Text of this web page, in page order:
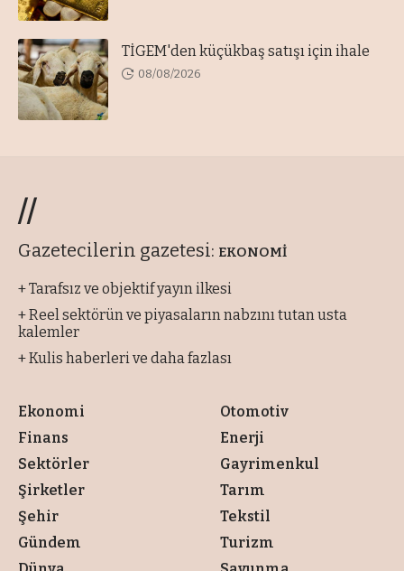
TİGEM'den küçükbaş satışı için ihale
08/08/2026
//
Gazetecilerin gazetesi: EKONOMİ
+ Tarafsız ve objektif yayın ilkesi
+ Reel sektörün ve piyasaların nabzını tutan usta
kalemler
+ Kulis haberleri ve daha fazlası
Ekonomi
Finans
Sektörler
Şirketler
Şehir
Gündem
Otomotiv
Enerji
Gayrimenkul
Tarım
Tekstil
Turizm